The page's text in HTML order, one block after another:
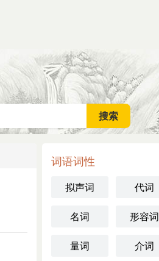
词语词性
拟声词 代词
名词 形容词
量词 介词